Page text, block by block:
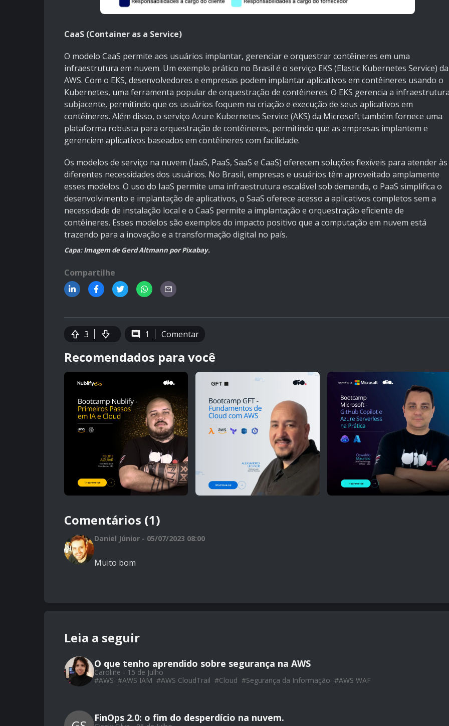
CaaS (Container as a Service)
O modelo CaaS permite aos usuários implantar, gerenciar e orquestrar contêineres em uma
infraestrutura em nuvem. Um exemplo prático no Brasil é o serviço EKS (Elastic Kubernetes Service) da
AWS. Com o EKS, desenvolvedores e empresas podem implantar aplicativos em contêineres usando o
Kubernetes, uma ferramenta popular de orquestração de contêineres. O EKS gerencia a
subjacente, permitindo que os usuários foquem na criação e execução de seus aplicativos em
contêineres. Além disso, o serviço Azure Kubernetes Service (AKS) da Microsoft também fornece uma
plataforma robusta para orquestração de contêineres, permitindo que as empresas implantem e
gerenciem aplicativos baseados em contêineres com facilidade.
Os modelos de serviço na nuvem (IaaS, PaaS, SaaS e CaaS) oferecem soluções flexíveis para atender às
diferentes necessidades dos usuários. No Brasil, empresas e usuários têm aproveitado amplamente
esses modelos. O uso do IaaS permite uma infraestrutura escalável sob demanda, o PaaS simplifica o
desenvolvimento e implantação de aplicativos, o SaaS oferece acesso a aplicativos completos sem a
necessidade de instalação local e o CaaS permite a implantação e orquestração eficiente de
contêineres. Esses modelos são exemplos do impacto positivo que a computação em nuvem está
trazendo para a inovação e a transformação digital no país.
Capa: Imagem deGerd Altmann por Pixabay.
Compartilhe
3 1 Comentar
Recomendados para você
Comentários (1)
Daniel Júnior - 05/07/2023 08:00
Muito bom
Leia a seguir
O que tenho aprendido sobre segurança na AWS
Caroline - 15 de Julho
#AWS #AWS IAM #AWS CloudTrail #Cloud #Segurança da Informação #AWS WAF
FinOps 2.0: o fim do desperdício na nuvem.